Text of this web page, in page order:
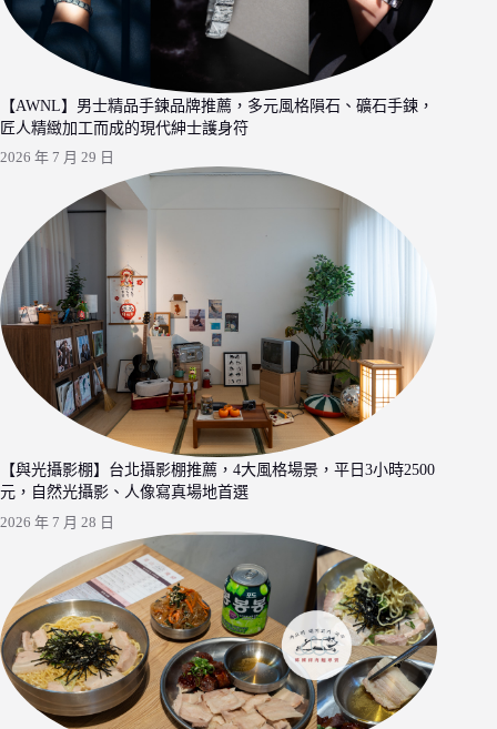
【AWNL】男士精品手鍊品牌推薦，多元風格隕石、礦石手鍊，
匠人精緻加工而成的現代紳士護身符
2026 年 7 月 29 日
【與光攝影棚】台北攝影棚推薦，4大風格場景，平日3小時2500
元，自然光攝影、人像寫真場地首選
2026 年 7 月 28 日